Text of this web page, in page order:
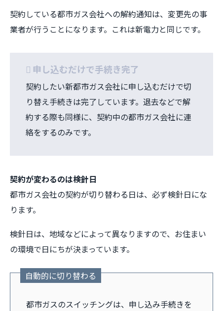
契約している都市ガス会社への解約通知は、変更先の事
業者が行うことになります。これは新電力と同じです。
申し込むだけで手続き完了
契約したい新都市ガス会社に申し込むだけで切
り替え手続きは完了しています。退去などで解
約する際も同様に、契約中の都市ガス会社に連
絡をするのみです。
契約が変わるのは検針日
都市ガス会社の契約が切り替わる日は、必ず検針日にな
ります。
検針日は、地域などによって異なりますので、お住まい
の環境で日にちが決まっています。
自動的に切り替わる
都市ガスのスイッチングは、申し込み手続きを